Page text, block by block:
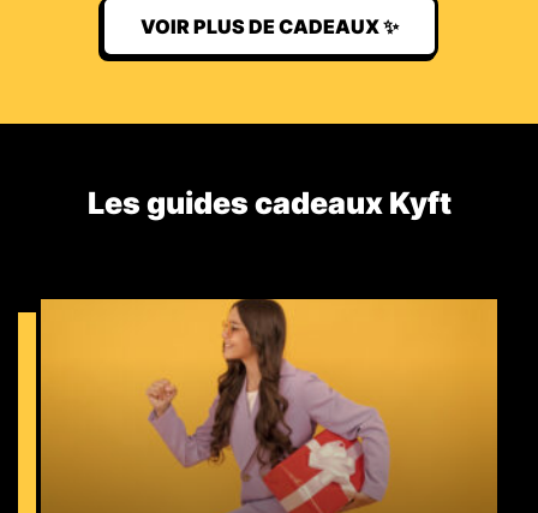
VOIR PLUS DE CADEAUX ✨
Les guides cadeaux Kyft​